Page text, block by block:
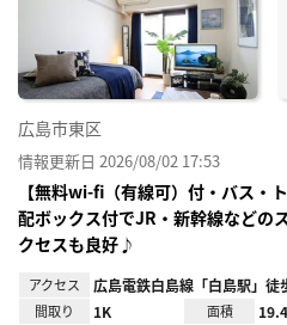
広島市東区
情報更新日 2026/08/02 17:53
【無料wi-fi（有線可）付・バス・
配ボックス付でJR・新幹線などの
クセスも良好♪
アクセス 広島電鉄白島線「白島駅」徒
間取り 1K 面積